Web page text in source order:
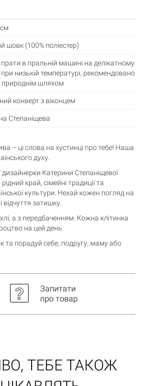
шовк (100% поліестер)
в пральній машині на делікатному
низькій температурі, рекомендовано
шляхом
конверт з віконцем
Степаніщева
– ці слова на хустинці про тебе! Наша
духу.
дизайнерки Катерини Степаніщевої
край, сімейні традиції та
культури. Нехай кожен погляд на
відчуття затишку.
а з передбаченням. Кожна клітинка
на цей день.
та порадуй себе, подругу, маму або
Запитати
про товар
ТЕБЕ ТАКОЖ
0 товари
порожній